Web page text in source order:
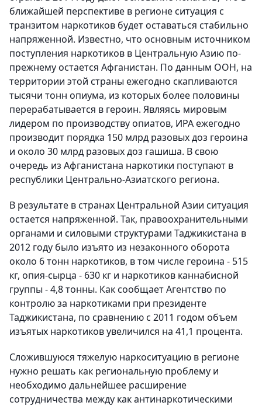
ближайшей перспективе в регионе ситуация с
транзитом наркотиков будет оставаться стабильно
напряженной. Известно, что основным источником
поступления наркотиков в Центральную Азию по-
прежнему остается Афганистан. По данным ООН, на
территории этой страны ежегодно скапливаются
тысячи тонн опиума, из которых более половины
перерабатывается в героин. Являясь мировым
лидером по производству опиатов, ИРА ежегодно
производит порядка 150 млрд разовых доз героина
и около 30 млрд разовых доз гашиша. В свою
очередь из Афганистана наркотики поступают в
республики Центрально-Азиатского региона.
В результате в странах Центральной Азии ситуация
остается напряженной. Так, правоохранительными
органами и силовыми структурами Таджикистана в
2012 году было изъято из незаконного оборота
около 6 тонн наркотиков, в том числе героина - 515
кг, опия-сырца - 630 кг и наркотиков каннабисной
группы - 4,8 тонны. Как сообщает Агентство по
контролю за наркотиками при президенте
Таджикистана, по сравнению с 2011 годом объем
изъятых наркотиков увеличился на 41,1 процента.
Сложившуюся тяжелую наркоситуацию в регионе
нужно решать как региональную проблему и
необходимо дальнейшее расширение
сотрудничества между как антинаркотическими